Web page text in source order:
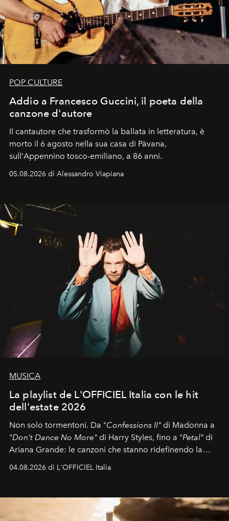
POP CULTURE
Addio a Francesco Guccini, il poeta della
canzone d'autore
Il cantautore che trasformò la ballata in letteratura, è
morto il 6 agosto nella sua casa di Pàvana,
sull'Appennino tosco-emiliano, a 86 anni.
05.08.2026 di Alessandro Viapiana
MUSICA
La playlist de L'OFFICIEL Italia con le hit
dell'estate 2026
Non solo tormentoni. Da "Confessions II" di Madonna a
"Don't Dance No More" di Harry Styles, fino a "Petal" di
Ariana Grande: le canzoni che stanno ridefinendo la
colonna sonora della stagione.
04.08.2026 di L'OFFICIEL Italia